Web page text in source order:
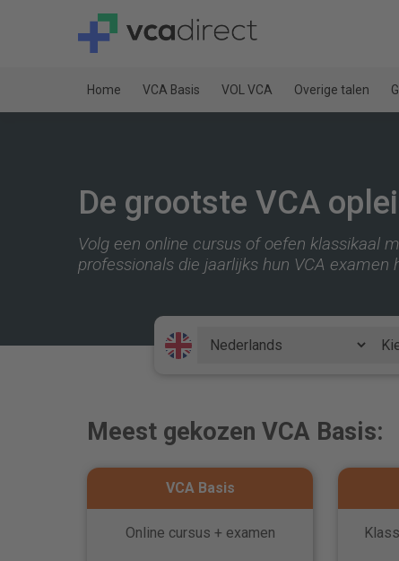
Home VCA Basis VOL VCA Overige talen
De grootste VCA
Volg een online cursus of oefen klassikaal
professionals die jaarlijks hun VCA examen
Meest gekozen VCA Basis:
VCA Basis
Online cursus + examen